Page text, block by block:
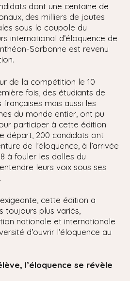
dont une centaine de
des milliers de joutes
sous la coupole du
international d’éloquence de
Sorbonne est revenu
de la compétition le 10
fois, des étudiants de
mais aussi les
du monde entier, ont pu
participer à cette édition
départ, 200 candidats ont
de l’éloquence, à l’arrivée
à fouler les dalles du
leurs voix sous ses
cette édition a
toujours plus variés,
nationale et internationale
d’ouvrir l’éloquence au
l’éloquence se révèle